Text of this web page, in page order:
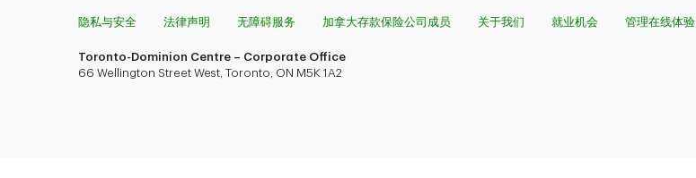
隐私与安全 法律声明 无障碍服务 加拿大存款保险公司成员 关于我们 就业机会 管理在线体验
Toronto-Dominion Centre – Corporate Office
66 Wellington Street West, Toronto, ON M5K 1A2